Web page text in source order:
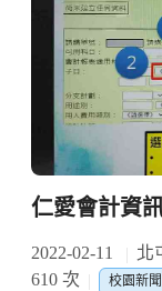
仁愛會計資
2022-02-11 北
610 次
校園新聞